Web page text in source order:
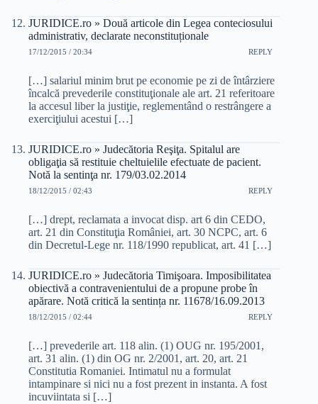
JURIDICE.ro » Două articole din Legea conteciosului
administrativ, declarate neconstituționale
17/12/2015 / 20:34 REPLY
[…] salariul minim brut pe economie pe zi de întârziere
încalcă prevederile constituţionale ale art. 21 referitoare
la accesul liber la justiţie, reglementând o restrângere a
exerciţiului acestui […]
JURIDICE.ro » Judecătoria Reşiţa. Spitalul are
obligaţia să restituie cheltuielile efectuate de pacient.
Notă la sentinţa nr. 179/03.02.2014
18/12/2015 / 02:43 REPLY
[…] drept, reclamata a invocat disp. art 6 din CEDO,
art. 21 din Constituţia României, art. 30 NCPC, art. 6
din Decretul-Lege nr. 118/1990 republicat, art. 41 […]
JURIDICE.ro » Judecătoria Timişoara. Imposibilitatea
obiectivă a contravenientului de a propune probe în
apărare. Notă critică la sentința nr. 11678/16.09.2013
18/12/2015 / 02:44 REPLY
[…] prevederile art. 118 alin. (1) OUG nr. 195/2001,
art. 31 alin. (1) din OG nr. 2/2001, art. 20, art. 21
Constitutia Romaniei. Intimatul nu a formulat
intampinare si nici nu a fost prezent in instanta. A fost
incuviintata si […]